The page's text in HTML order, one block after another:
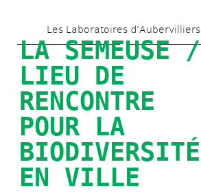
au
contenu
principal
Les Laboratoires d’Aubervilliers
LA SEMEUSE /
LIEU DE
RENCONTRE
POUR LA
BIODIVERSITÉ
EN VILLE